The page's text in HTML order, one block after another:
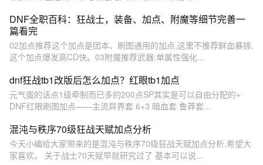
DNF全职百科：狂战士，装备、加点、附魔等细节完善一
篇看完
02加点推荐这个加点是团本、刷图通用的加点,这里不推荐鲜血暴掠,
这个加点爆发高CD快。03附魔推荐武器:单属性强化...
dnf狂战tb1改版后怎么加点？红眼tb1加点
元气蛋的话点1级牵制而已多的200点SP其实是可以自由分配的+
DNF红眼刷图加点——主流异界套 6+3 暗血套 鲁莽套...
混沌与秩序70级狂战天赋加点分析
今天小编给大家带来的是混沌与秩序70级狂战天赋加点分析,希望大
家喜欢。 关于战士70天赋早就研究过了 基本可以说...